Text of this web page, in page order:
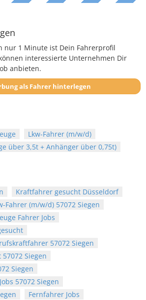
nur 1 Minute ist Dein Fahrerprofil
interessierte Unternehmen Dir
anbieten.
Bewerbung als Fahrer hinterlegen
Lkw-Fahrer (m/w/d)
über 3,5t + Anhänger über 0,75t)
Kraftfahrer gesucht Düsseldorf
Fahrer (m/w/d) 57072 Siegen
Fahrer Jobs
57072 Siegen
57072 Siegen
Siegen
57072 Siegen
Fernfahrer Jobs